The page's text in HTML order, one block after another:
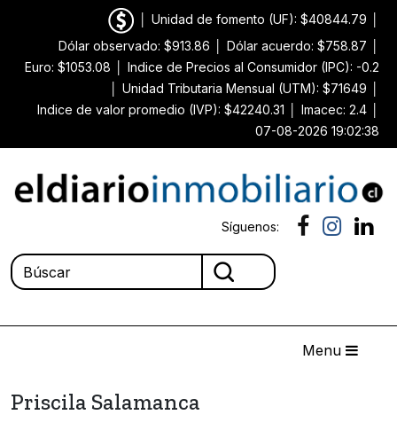
Unidad de fomento (UF): $40844.79
Dólar observado: $913.86
Dólar acuerdo: $758.87
Euro: $1053.08
Indice de Precios al Consumidor (IPC): -0.2
Unidad Tributaria Mensual (UTM): $71649
Indice de valor promedio (IVP): $42240.31
Imacec: 2.4
07-08-2026 19:02:38
Síguenos:
Menu
Priscila Salamanca